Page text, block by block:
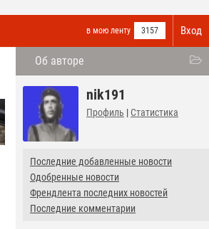
Вход
в мою ленту 3157
Об авторе
nik191
Профиль | Статистика
Последние добавленные новости
Одобренные новости
Френдлента последних новостей
Последние комментарии